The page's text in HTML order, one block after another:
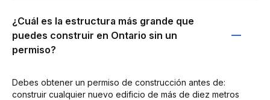
¿Cuál es la estructura más grande que
puedes construir en Ontario sin un
permiso?
Debes obtener un permiso de construcción antes de:
construir cualquier nuevo edificio de más de diez metros